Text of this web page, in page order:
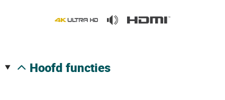
hoofd functies